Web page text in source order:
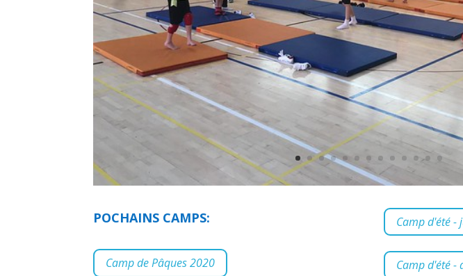
POCHAINS CAMPS:
Camp de Pâques 2020
Camp d'été -
Camp d'été -